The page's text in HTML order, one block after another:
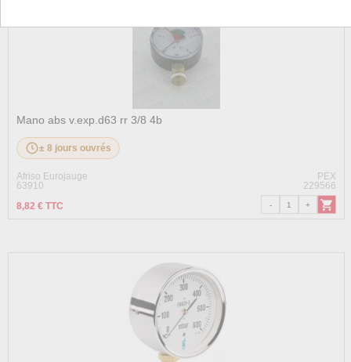
Mano abs v.exp.d63 rr 3/8 4b
± 8 jours ouvrés
Afriso Eurojauge
PEX
63910
229566
8,82 € TTC